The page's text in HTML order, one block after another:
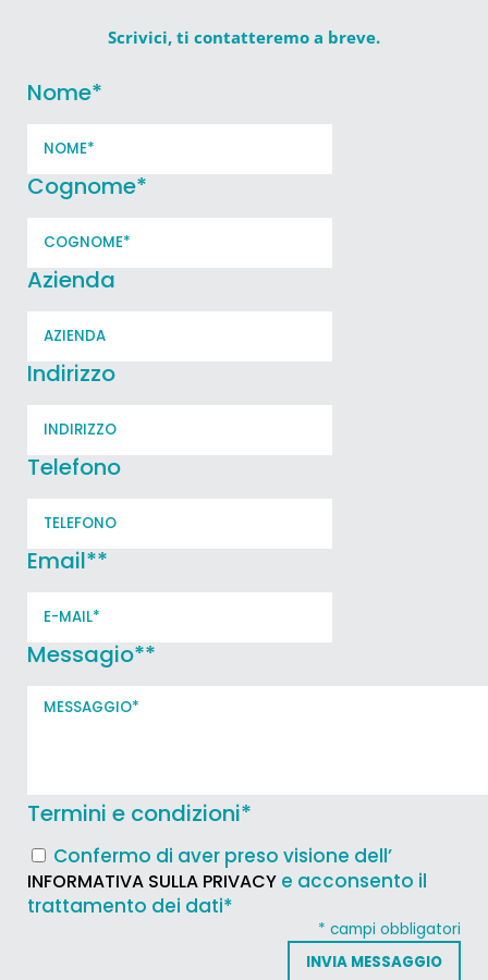
Scrivici, ti contatteremo a breve.
Nome*
Cognome*
Azienda
Indirizzo
Telefono
Email**
Messagio**
Termini e condizioni*
Confermo di aver preso visione dell’
INFORMATIVA SULLA PRIVACY e acconsento il
trattamento dei dati*
* campi obbligatori